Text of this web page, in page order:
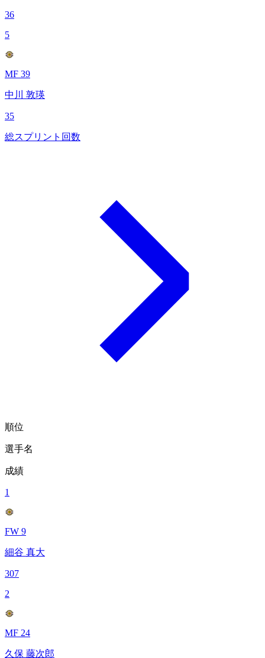
36
5
MF 39
中川 敦瑛
35
総スプリント回数
順位
選手名
成績
1
FW 9
細谷 真大
307
2
MF 24
久保 藤次郎